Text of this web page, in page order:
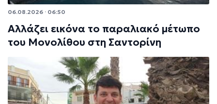
06.08.2026 · 06:50
Αλλάζει εικόνα το παραλιακό μέτωπο
του Μονολίθου στη Σαντορίνη